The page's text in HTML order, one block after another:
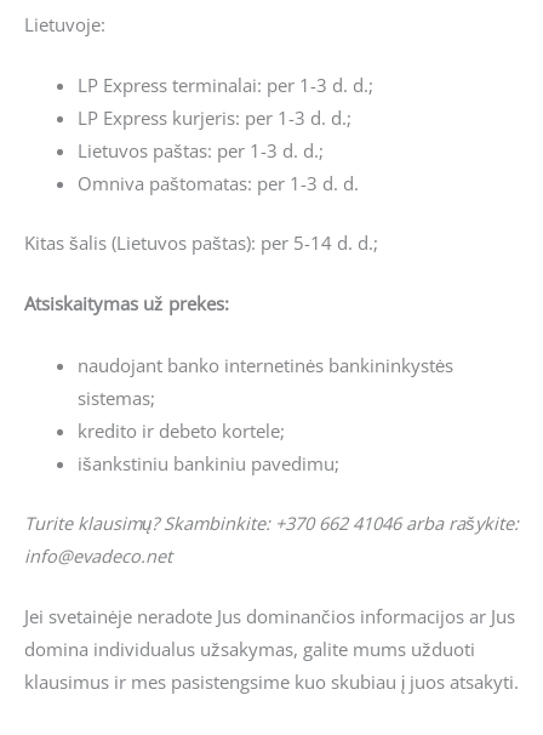
Lietuvoje:
LP Express terminalai: per 1-3 d. d.;
LP Express kurjeris: per 1-3 d. d.;
Lietuvos paštas: per 1-3 d. d.;
Omniva paštomatas: per 1-3 d. d.
Kitas šalis (Lietuvos paštas): per 5-14 d. d.;
Atsiskaitymas už prekes:
naudojant banko internetinės bankininkystės
sistemas;
kredito ir debeto kortele;
išankstiniu bankiniu pavedimu;
Turite klausimų? Skambinkite: +370 662 41046 arba rašykite:
info@evadeco.net
Jei svetainėje neradote Jus dominančios informacijos ar Jus
domina individualus užsakymas, galite mums užduoti
klausimus ir mes pasistengsime kuo skubiau į juos atsakyti.